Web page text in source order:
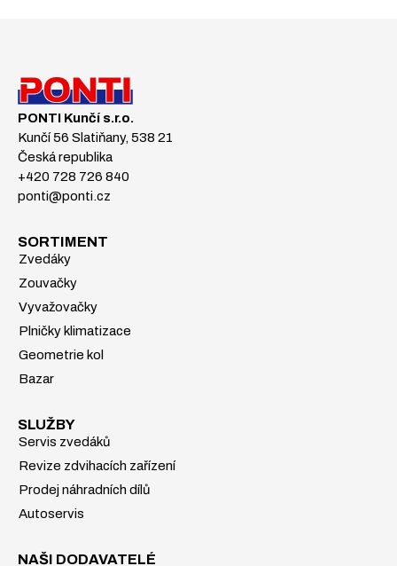
PONTI Kunčí s.r.o.
Kunčí 56 Slatiňany, 538 21
Česká republika
+420 728 726 840
ponti@ponti.cz
SORTIMENT
Zvedáky
Zouvačky
Vyvažovačky
Plničky klimatizace
Geometrie kol
Bazar
SLUŽBY
Servis zvedáků
Revize zdvihacích zařízení
Prodej náhradních dílů
Autoservis
NAŠI DODAVATELÉ